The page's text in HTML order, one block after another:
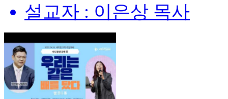
설교자 : 이은상 목사